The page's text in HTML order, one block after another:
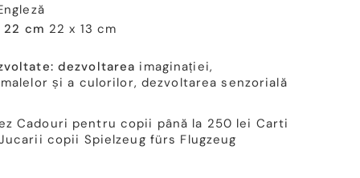
22 cm 22 x 13 cm
dezvoltarea imaginației,
și a culorilor, dezvoltarea senzorială
Cadouri pentru copii până la 250 lei Carti
copii Spielzeug fürs Flugzeug